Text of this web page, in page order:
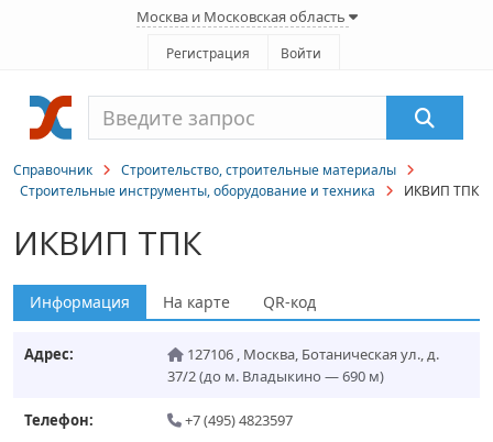
Москва и Московская область
Регистрация Войти
Справочник
Строительство, строительные материалы
Строительные инструменты, оборудование и техника
ИКВИП ТПК
ИКВИП ТПК
Информация На карте QR-код
Адрес: 127106 , Москва, Ботаническая ул., д.
37/2(до м. Владыкино — 690 м)
Телефон: +7 (495) 4823597